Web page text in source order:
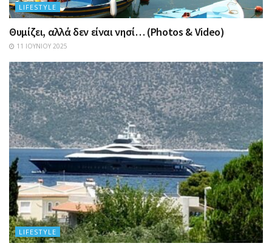
LIFESTYLE
Θυμίζει, αλλά δεν είναι νησί… (Photos & Video)
11 ΙΟΥΝΊΟΥ 2025
LIFESTYLE